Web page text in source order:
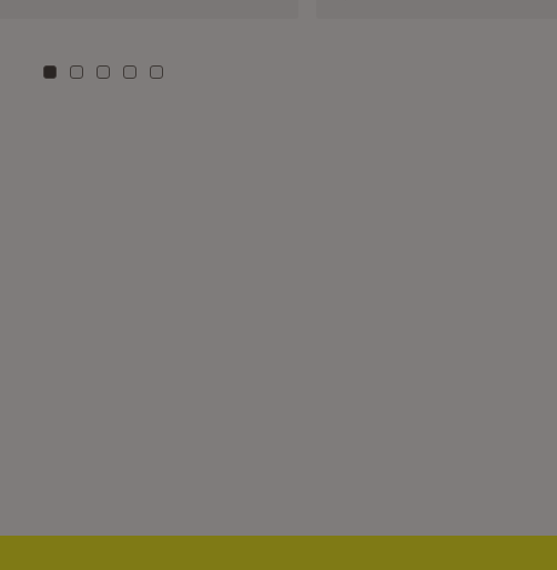
Zu Kachel: 0
Zu Kachel: 3
Zu Kachel: 6
Zu Kachel: 9
Zu Kachel: 12